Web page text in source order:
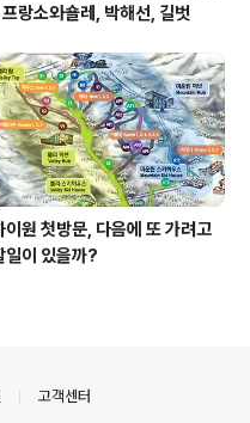
랑소와숄레, 박해선, 길벗
원 첫방문, 다음에 또 가려고
일이 있을까?
고객센터